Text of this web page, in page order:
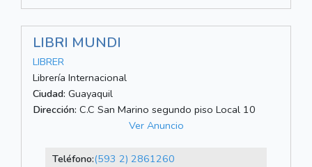
LIBRI MUNDI
LIBRER
Librería Internacional
Ciudad: Guayaquil
Dirección: C.C San Marino segundo piso Local 10
Ver Anuncio
Teléfono:(593 2) 2861260